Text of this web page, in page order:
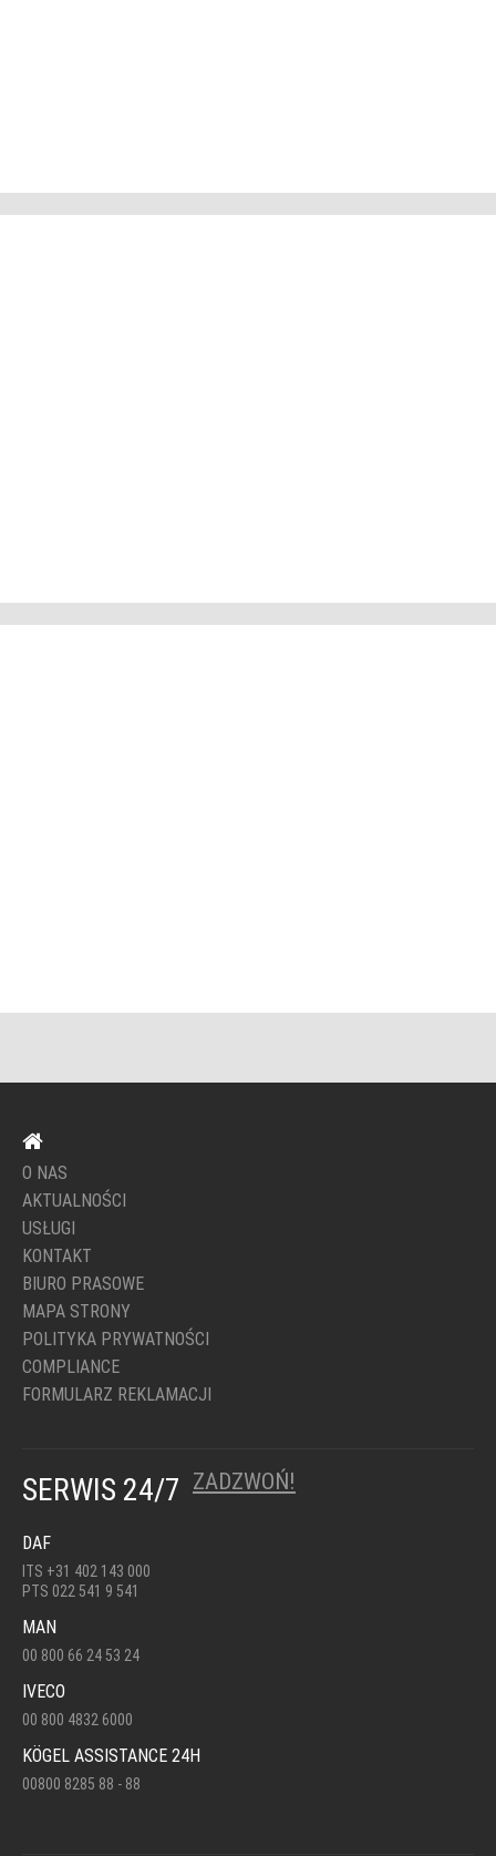
O NAS
AKTUALNOŚCI
USŁUGI
KONTAKT
BIURO PRASOWE
MAPA STRONY
POLITYKA PRYWATNOŚCI
COMPLIANCE
FORMULARZ REKLAMACJI
SERWIS 24/7 ZADZWOŃ!
DAF
ITS +31 402 143 000
PTS 022 541 9 541
MAN
00 800 66 24 53 24
IVECO
00 800 4832 6000
KÖGEL ASSISTANCE 24H
00800 8285 88 - 88